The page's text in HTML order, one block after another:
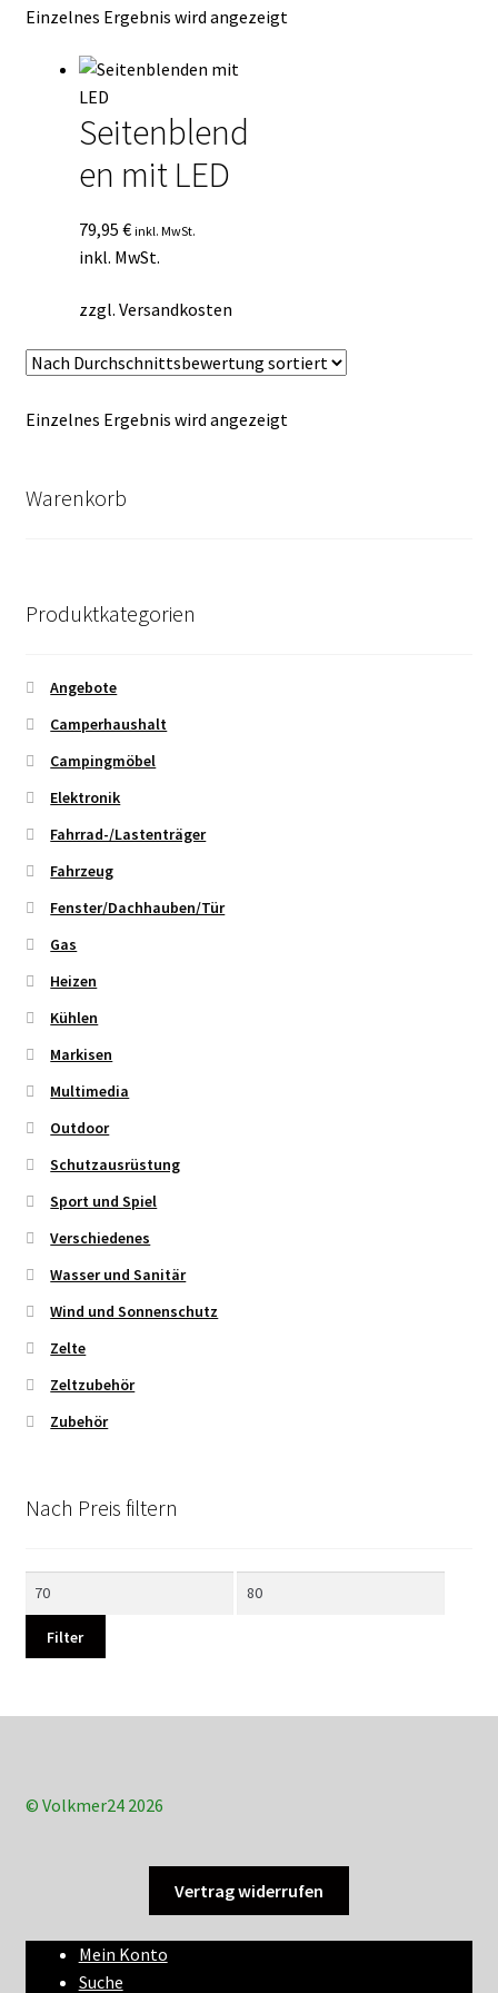
Kasse
Mein Konto
Mein Konto
Warenkorb
Einzelnes Ergebnis wird angezeigt
Seitenblend
en mit LED
79,95 € inkl. MwSt.
inkl. MwSt.
zzgl. Versandkosten
Einzelnes Ergebnis wird angezeigt
Warenkorb
Produktkategorien
Angebote
Camperhaushalt
Campingmöbel
Elektronik
Fahrrad-/Lastenträger
Fahrzeug
Fenster/Dachhauben/Tür
Gas
Heizen
Kühlen
Markisen
Multimedia
Outdoor
Schutzausrüstung
Sport und Spiel
Verschiedenes
Wasser und Sanitär
Wind und Sonnenschutz
Zelte
Zeltzubehör
Zubehör
Nach Preis filtern
Filter
© Volkmer24 2026
Vertrag widerrufen
Mein Konto
Suche